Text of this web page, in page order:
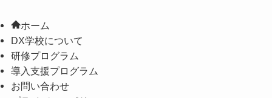
ホーム
DX学校について
研修プログラム
導入支援プログラム
お問い合わせ